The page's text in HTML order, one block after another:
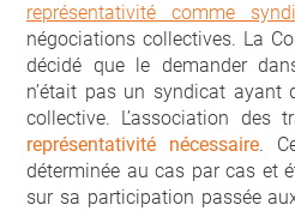
représentativité comme
négociations collectives. La
décidé que le demander
n’était pas un syndicat ayant
collective. L’association des
représentativité nécessaire.
déterminée au cas par cas et
sur sa participation passée